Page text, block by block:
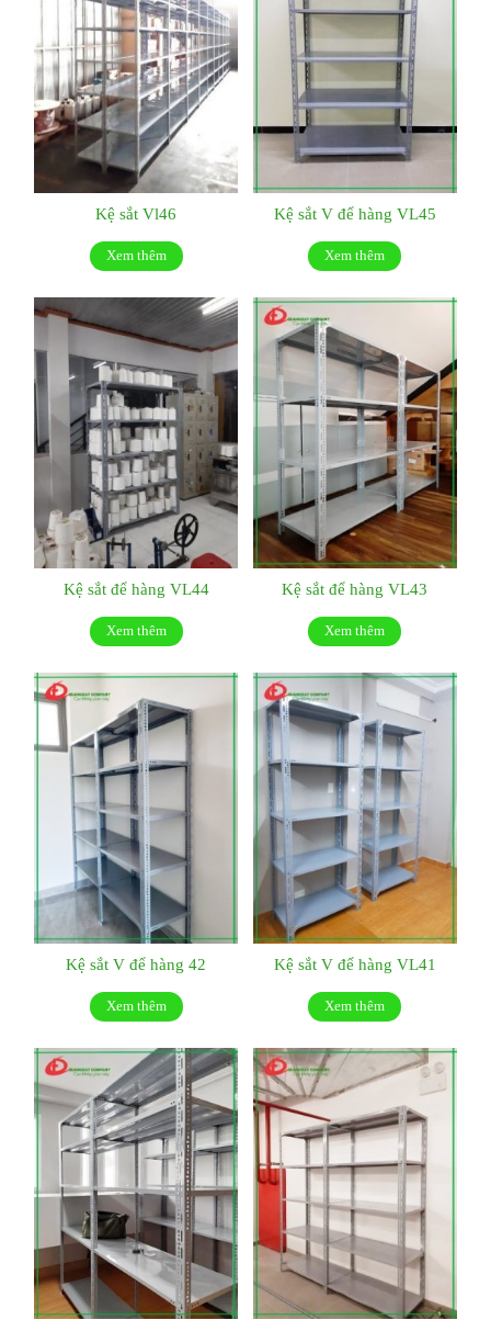
Kệ sắt Vl46
Xem thêm
Kệ sắt V để hàng VL45
Xem thêm
Kệ sắt để hàng VL44
Xem thêm
Kệ sắt để hàng VL43
Xem thêm
Kệ sắt V để hàng 42
Xem thêm
Kệ sắt V để hàng VL41
Xem thêm